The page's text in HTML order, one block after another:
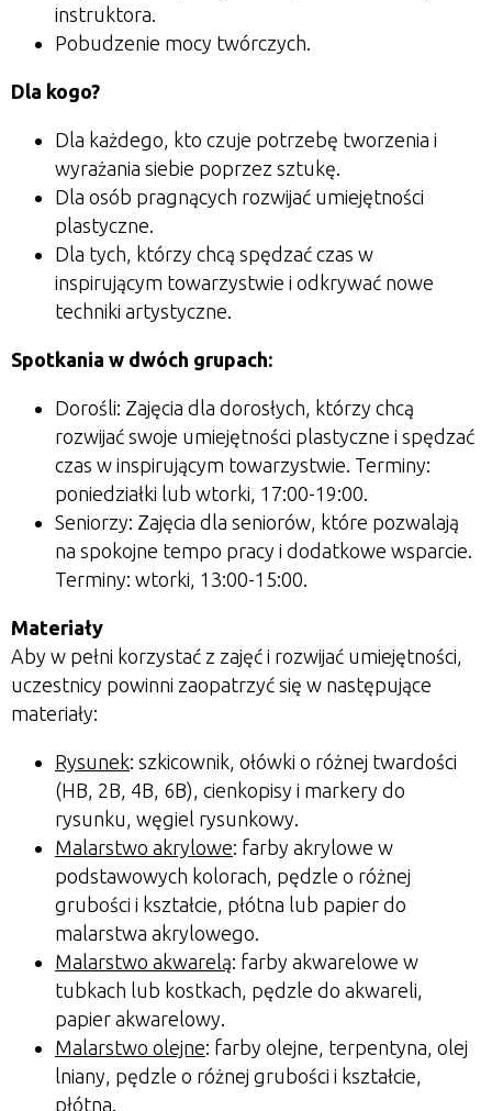
instruktora.
Pobudzenie mocy twórczych.
Dla kogo?
Dla każdego, kto czuje potrzebę tworzenia i
wyrażania siebie poprzez sztukę.
Dla osób pragnących rozwijać umiejętności
plastyczne.
Dla tych, którzy chcą spędzać czas w
inspirującym towarzystwie i odkrywać nowe
techniki artystyczne.
Spotkania w dwóch grupach:
Dorośli: Zajęcia dla dorosłych, którzy chcą
rozwijać swoje umiejętności plastyczne i spędzać
czas w inspirującym towarzystwie. Terminy:
poniedziałki lub wtorki, 17:00-19:00.
Seniorzy: Zajęcia dla seniorów, które pozwalają
na spokojne tempo pracy i dodatkowe wsparcie.
Terminy: wtorki, 13:00-15:00.
Materiały
Aby w pełni korzystać z zajęć i rozwijać umiejętności,
uczestnicy powinni zaopatrzyć się w następujące
materiały:
Rysunek: szkicownik, ołówki o różnej twardości
(HB, 2B, 4B, 6B), cienkopisy i markery do
rysunku, węgiel rysunkowy.
Malarstwo akrylowe: farby akrylowe w
podstawowych kolorach, pędzle o różnej
grubości i kształcie, płótna lub papier do
malarstwa akrylowego.
Malarstwo akwarelą: farby akwarelowe w
tubkach lub kostkach, pędzle do akwareli,
papier akwarelowy.
Malarstwo olejne: farby olejne, terpentyna, olej
lniany, pędzle o różnej grubości i kształcie,
płótna.